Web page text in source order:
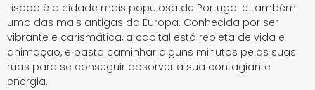
Lisboa é a cidade mais populosa de Portugal e também
uma das mais antigas da Europa. Conhecida por ser
vibrante e carismática, a capital está repleta de vida e
animação, e basta caminhar alguns minutos pelas suas
ruas para se conseguir absorver a sua contagiante
energia.